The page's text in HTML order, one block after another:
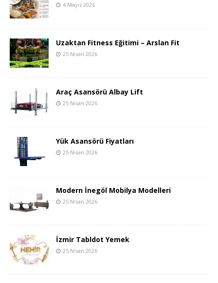
4 Mayıs 2026
Uzaktan Fitness Eğitimi – Arslan Fit
25 Nisan 2026
Araç Asansörü Albay Lift
25 Nisan 2026
Yük Asansörü Fiyatları
25 Nisan 2026
Modern İnegöl Mobilya Modelleri
25 Nisan 2026
İzmir Tabldot Yemek
25 Nisan 2026